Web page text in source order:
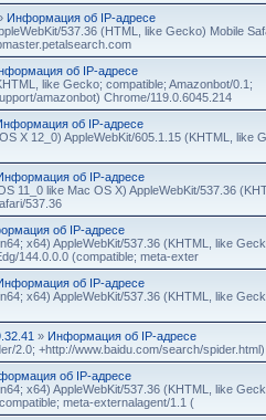
Информация об IP-адресе
537.36 (HTML, like Gecko) Mobile
об IP-адресе
like Gecko; compatible; Amazonbot/0.1;
amazonbot) Chrome/119.0.6045.214
об IP-адресе
X 12_0) AppleWebKit/605.1.15 (KHTML, like
об IP-адресе
11_0 like Mac OS X) AppleWebKit/537.36
537.36
об IP-адресе
x64) AppleWebKit/537.36 (KHTML, like
144.0.0.0 (compatible; meta-exter
об IP-адресе
x64) AppleWebKit/537.36 (KHTML, like
» Информация об IP-адресе
2.0; +http://www.baidu.com/search/spider.html)
об IP-адресе
x64) AppleWebKit/537.36 (KHTML, like
meta-externalagent/1.1 (